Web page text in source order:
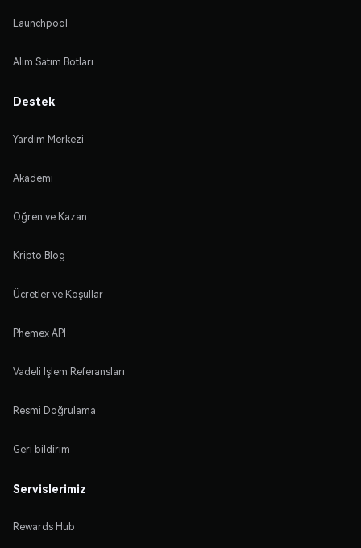
Launchpool
Alım Satım Botları
Destek
Yardım Merkezi
Akademi
Öğren ve Kazan
Kripto Blog
Ücretler ve Koşullar
Phemex API
Vadeli İşlem Referansları
Resmi Doğrulama
Geri bildirim
Servislerimiz
Rewards Hub